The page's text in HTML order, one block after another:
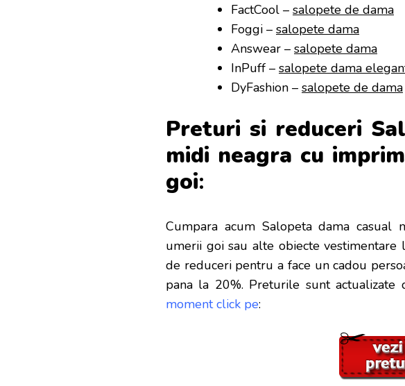
FactCool – salopete de dama
Foggi – salopete dama
Answear – salopete dama
InPuff – salopete dama
DyFashion – salopete de dama
Preturi si reduceri
midi neagra cu
goi:
Cumpara acum Salopeta dama
umerii goisau alte obiecte vestimentare
de reduceripentru a face un cadou
pana la 20%. Preturile sunt actualizate
moment click pe: